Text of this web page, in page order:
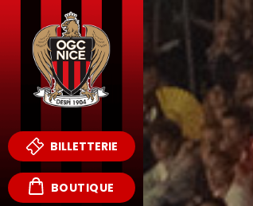
BILLETTERIE
BOUTIQUE